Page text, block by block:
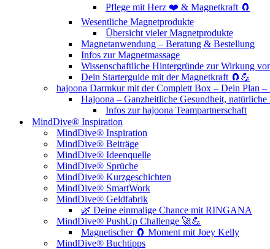
Pflege mit Herz ❤️ & Magnetkraft 🧲
Wesentliche Magnetprodukte
Übersicht vieler Magnetprodukte
Magnetanwendung – Beratung & Bestellung
Infos zur Magnetmassage
Wissenschaftliche Hintergründe zur Wirkung
Dein Starterguide mit der Magnetkraft 🧲💪
hajoona Darmkur mit der Complett Box – Dein Plan –
Hajoona – Ganzheitliche Gesundheit,
Infos zur hajoona Teampartnerschaft
MindDive® Inspiration
MindDive® Inspiration
MindDive® Beiträge
MindDive® Ideenquelle
MindDive® Sprüche
MindDive® Kurzgeschichten
MindDive® SmartWork
MindDive® Geldfabrik
🌿 Deine einmalige Chance mit RINGANA
MindDive® PushUp Challenge 🚀💪
Magnetischer 🧲 Moment mit Joey Kelly
MindDive® Buchtipps